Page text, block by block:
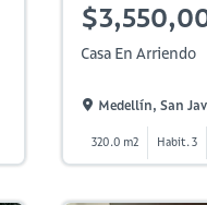
Casa En Arriendo
Medellín, San
320.0 m2 Habit. 3